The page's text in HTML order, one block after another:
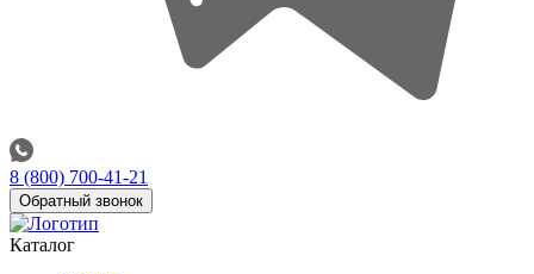
8 (800) 700-41-21
Обратный звонок
Каталог